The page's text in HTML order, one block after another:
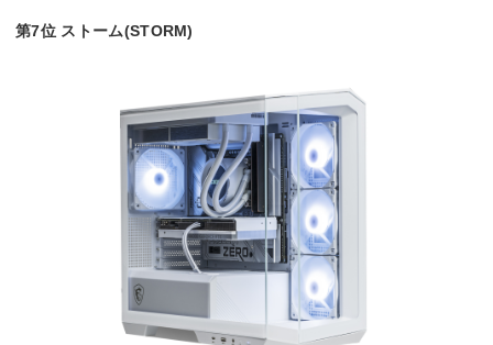
第7位 ストーム(STORM)